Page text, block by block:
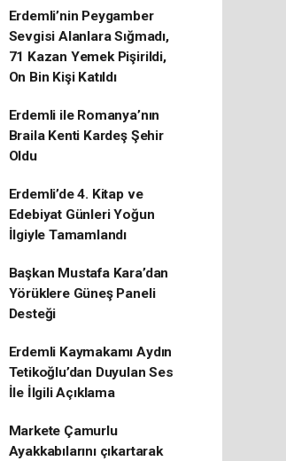
Erdemli’nin Peygamber
Sevgisi Alanlara Sığmadı,
71 Kazan Yemek Pişirildi,
On Bin Kişi Katıldı
Erdemli ile Romanya’nın
Braila Kenti Kardeş Şehir
Oldu
Erdemli’de 4. Kitap ve
Edebiyat Günleri Yoğun
İlgiyle Tamamlandı
Başkan Mustafa Kara’dan
Yörüklere Güneş Paneli
Desteği
Erdemli Kaymakamı Aydın
Tetikoğlu’dan Duyulan Ses
İle İlgili Açıklama
Markete Çamurlu
Ayakkabılarını çıkartarak